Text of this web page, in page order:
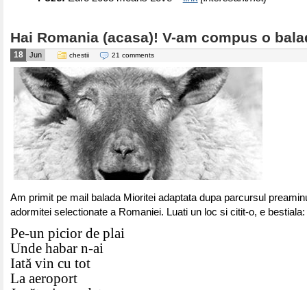
Hai Romania (acasa)! V-am compus o
18 Jun chestii 21 comments
Am primit pe mail balada Mioritei adaptata dupa parcursul
adormitei selectionate a Romaniei. Luati un loc si citit-o, e bestiala:
Pe-un picior de plai
Unde habar n-ai
Iată vin cu tot
La aeroport